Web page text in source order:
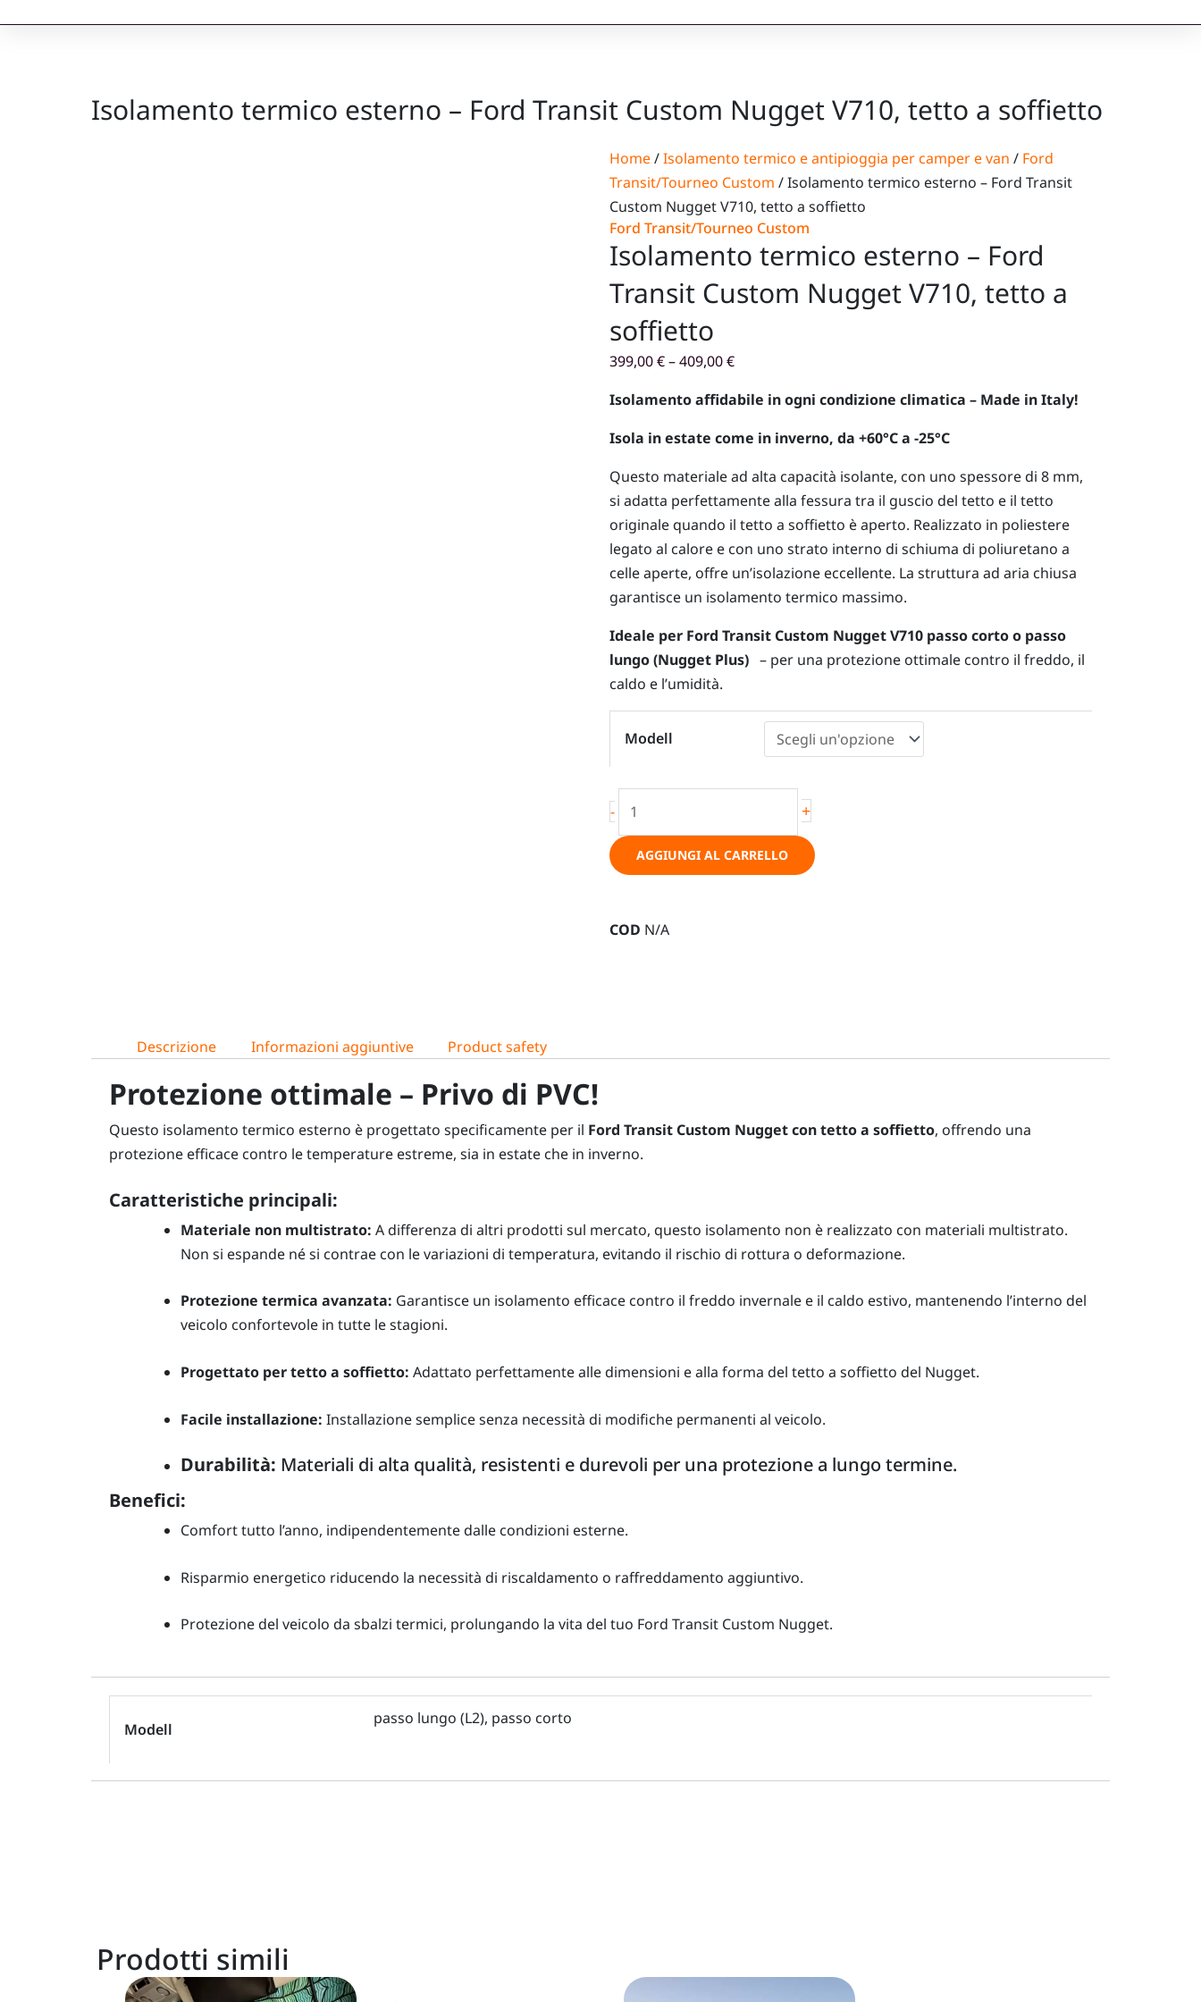
Isolamento termico esterno – Ford Transit Custom Nugget V710, tetto a soffietto
Home/Isolamento termico e antipioggia per camper e van / Ford
Transit/Tourneo Custom / Isolamento termico esterno – Ford Transit
Custom Nugget V710, tetto a soffietto
Ford Transit/Tourneo Custom
Isolamento termico esterno – Ford
Transit Custom Nugget V710, tetto a
soffietto
399,00€–409,00€
Isolamento affidabile in ogni condizione climatica – Made in Italy!
Isola in estate come in inverno, da +60°C a -25°C
Questo materiale ad alta capacità isolante, con uno spessore di 8 mm,
si adatta perfettamente alla fessura tra il guscio del tetto e il tetto
originale quando il tetto a soffietto è aperto. Realizzato in poliestere
legato al calore e con uno strato interno di schiuma di poliuretano a
celle aperte, offre un’isolazione eccellente. La struttura ad aria chiusa
garantisce un isolamento termico massimo.
Ideale per Ford Transit Custom Nugget V710 passo corto o passo
lungo (Nugget Plus) – per una protezione ottimale contro il freddo, il
caldo e l’umidità.
Modell
-
termico
-
Ford
Transit
Custom
tetto
+
AGGIUNGI AL CARRELLO
COD N/A
Descrizione Informazioni aggiuntive Product safety
Protezione ottimale – Privo di PVC!
Questo isolamento termico esterno è progettato specificamente per il Ford Transit Custom Nugget con tetto a soffietto, offrendo una
protezione efficace contro le temperature estreme, sia in estate che in inverno.
Caratteristiche principali:
Materiale non multistrato: A differenza di altri prodotti sul mercato, questo isolamento non è realizzato con materiali multistrato.
Non si espande né si contrae con le variazioni di temperatura, evitando il rischio di rottura o deformazione.
Protezione termica avanzata: Garantisce un isolamento efficace contro il freddo invernale e il caldo estivo, mantenendo l’interno del
veicolo confortevole in tutte le stagioni.
Progettato per tetto a soffietto: Adattato perfettamente alle dimensioni e alla forma del tetto a soffietto del Nugget.
Facile installazione: Installazione semplice senza necessità di modifiche permanenti al veicolo.
Durabilità: Materiali di alta qualità, resistenti e durevoli per una protezione a lungo termine.
Benefici:
Comfort tutto l’anno, indipendentemente dalle condizioni esterne.
Risparmio energetico riducendo la necessità di riscaldamento o raffreddamento aggiuntivo.
Protezione del veicolo da sbalzi termici, prolungando la vita del tuo Ford Transit Custom Nugget.
Modell
passo lungo (L2), passo corto
Prodotti simili